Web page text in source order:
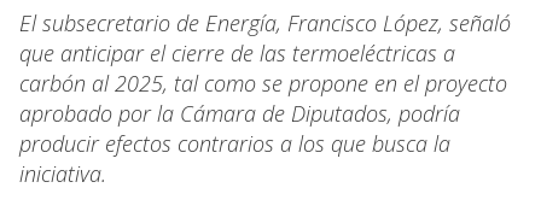
El subsecretario de Energía, Francisco López, señaló
que anticipar el cierre de las termoeléctricas a
carbón al 2025, tal como se propone en el proyecto
aprobado por la Cámara de Diputados, podría
producir efectos contrarios a los que busca la
iniciativa.